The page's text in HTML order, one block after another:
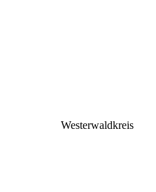
Westerwaldkreis